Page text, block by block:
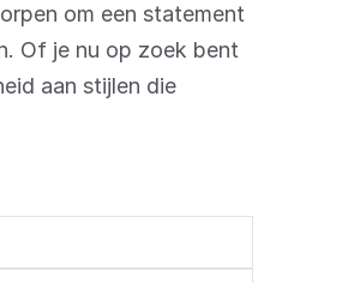
om een statement
Of je nu op zoek bent
aan stijlen die